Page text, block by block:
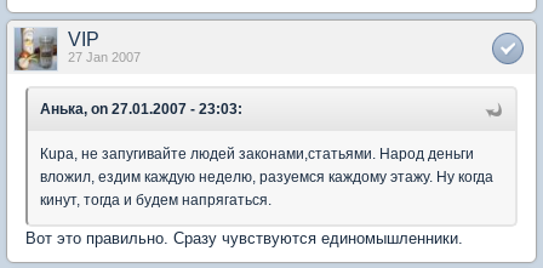
VIP
27 Jan 2007
Анька, on 27.01.2007 - 23:03:
Кupa, не запугивайте людей законами,статьями. Народ деньги
вложил, ездим каждую неделю, разуемся каждому этажу. Ну когда
кинут, тогда и будем напрягаться.
Вот это правильно. Сразу чувствуются единомышленники.